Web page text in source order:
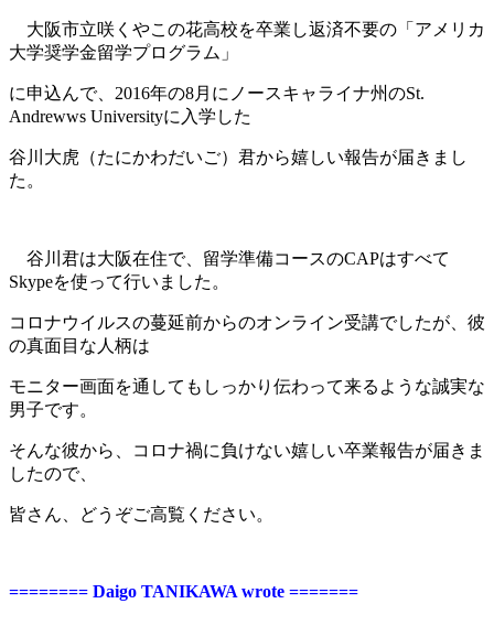
大阪市立咲くやこの花高校を卒業し返済不要の「アメリカ
大学奨学金留学プログラム」
に申込んで、2016年の8月にノースキャライナ州のSt.
Andrewws Universityに入学した
谷川大虎（たにかわだいご）君から嬉しい報告が届きまし
た。
谷川君は大阪在住で、留学準備コースのCAPはすべて
Skypeを使って行いました。
コロナウイルスの蔓延前からのオンライン受講でしたが、彼
の真面目な人柄は
モニター画面を通してもしっかり伝わって来るような誠実な
男子です。
そんな彼から、コロナ禍に負けない嬉しい卒業報告が届きま
したので、
皆さん、どうぞご高覧ください。
======== Daigo TANIKAWA wrote =======